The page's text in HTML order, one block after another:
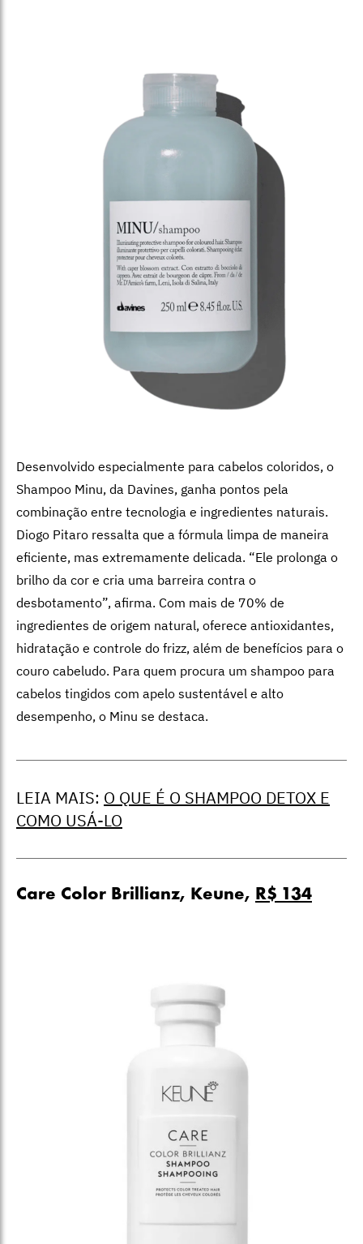
Desenvolvido especialmente para cabelos coloridos, o
Shampoo Minu, da Davines, ganha pontos pela
combinação entre tecnologia e ingredientes naturais.
Diogo Pitaro ressalta que a fórmula limpa de maneira
eficiente, mas extremamente delicada. “Ele prolonga o
brilho da cor e cria uma barreira contra o
desbotamento”, afirma. Com mais de 70% de
ingredientes de origem natural, oferece antioxidantes,
hidratação e controle do frizz, além de benefícios para o
couro cabeludo. Para quem procura um shampoo para
cabelos tingidos com apelo sustentável e alto
desempenho, o Minu se destaca.
LEIA MAIS: O QUE É O SHAMPOO DETOX E
COMO USÁ-LO
Care Color Brillianz, Keune, R$ 134